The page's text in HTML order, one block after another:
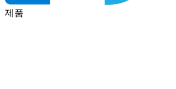
제품